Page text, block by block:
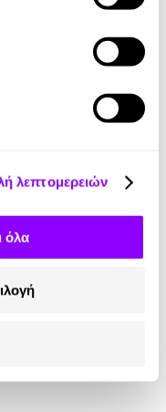
λεπτομερειών
όλα